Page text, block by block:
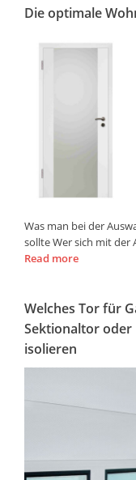
Die optimale
Was man bei der
sollte Wer sich mit der
Read more
Welches Tor für
Sektionaltor oder
isolieren